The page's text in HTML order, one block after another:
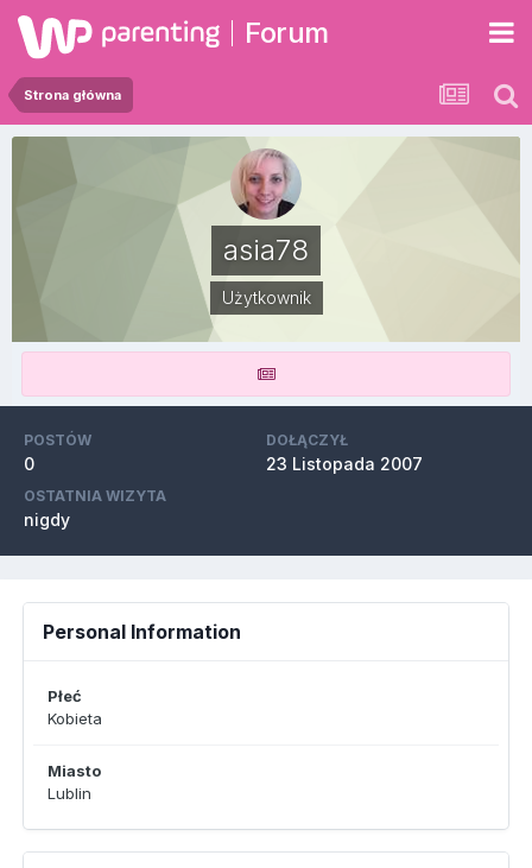
Forum
Strona główna
asia78
Użytkownik
POSTÓW
0
DOŁĄCZYŁ
23 Listopada 2007
OSTATNIA WIZYTA
nigdy
Personal Information
Płeć
Kobieta
Miasto
Lublin